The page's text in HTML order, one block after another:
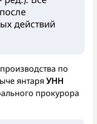
действий
по
янтаря УНН
прокурора